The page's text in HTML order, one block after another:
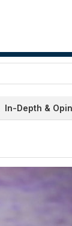
In-Depth &
Ini